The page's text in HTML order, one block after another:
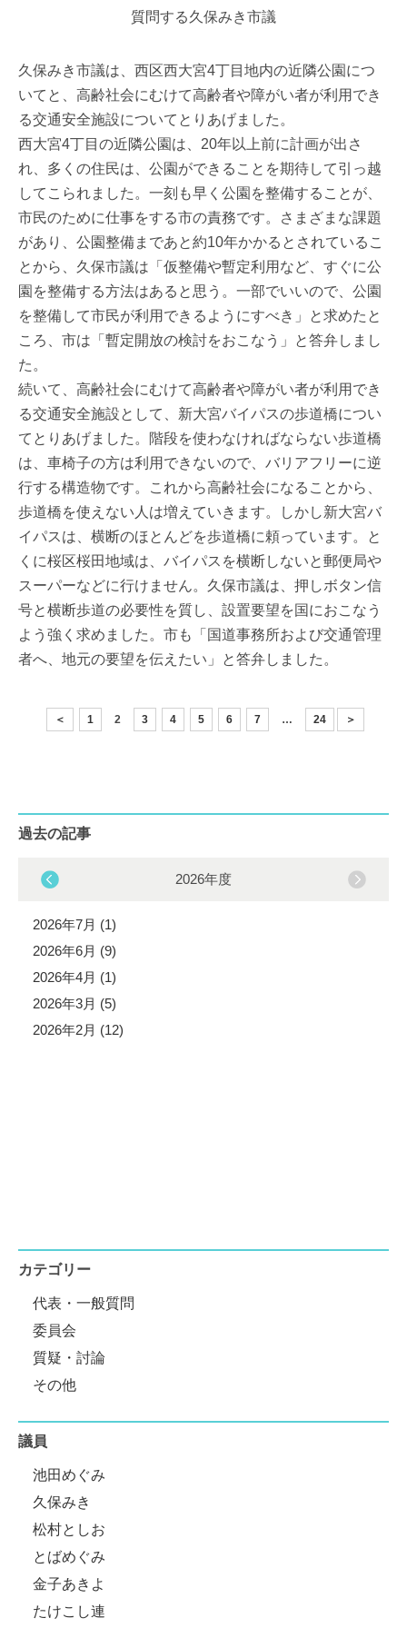
質問する久保みき市議
久保みき市議は、西区西大宮4丁目地内の近隣公園につ
いてと、高齢社会にむけて高齢者や障がい者が利用でき
る交通安全施設についてとりあげました。
西大宮4丁目の近隣公園は、20年以上前に計画が出さ
れ、多くの住民は、公園ができることを期待して引っ越
してこられました。一刻も早く公園を整備することが、
市民のために仕事をする市の責務です。さまざまな課題
があり、公園整備まであと約10年かかるとされているこ
とから、久保市議は「仮整備や暫定利用など、すぐに公
園を整備する方法はあると思う。一部でいいので、公園
を整備して市民が利用できるようにすべき」と求めたと
ころ、市は「暫定開放の検討をおこなう」と答弁しまし
た。
続いて、高齢社会にむけて高齢者や障がい者が利用でき
る交通安全施設として、新大宮バイパスの歩道橋につい
てとりあげました。階段を使わなければならない歩道橋
は、車椅子の方は利用できないので、バリアフリーに逆
行する構造物です。これから高齢社会になることから、
歩道橋を使えない人は増えていきます。しかし新大宮バ
イパスは、横断のほとんどを歩道橋に頼っています。と
くに桜区桜田地域は、バイパスを横断しないと郵便局や
スーパーなどに行けません。久保市議は、押しボタン信
号と横断歩道の必要性を質し、設置要望を国におこなう
よう強く求めました。市も「国道事務所および交通管理
者へ、地元の要望を伝えたい」と答弁しました。
＜ 1 2 3 4 5 6 7 … 24 ＞
過去の記事
2026年度
2026年7月 (1)
2026年6月 (9)
2026年4月 (1)
2026年3月 (5)
2026年2月 (12)
カテゴリー
代表・一般質問
委員会
質疑・討論
その他
議員
池田めぐみ
久保みき
松村としお
とばめぐみ
金子あきよ
たけこし連